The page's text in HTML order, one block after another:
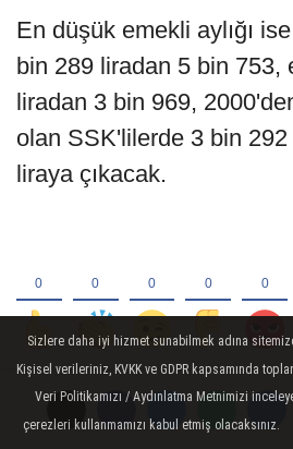
En düşük emekli aylığı
bin 289 liradan 5 bin 753,
liradan 3 bin 969,
olan SSK'lilerde 3 bin
liraya çıkacak.
YORUMLAR
Sizlere daha iyi hizmet sunabilmek adına
Kişisel verileriniz, KVKK ve GDPR kapsamında
Veri Politikamızı / Aydınlatma Metnimizi
çerezleri kullanmamızı kabul etmiş olacaksınız.